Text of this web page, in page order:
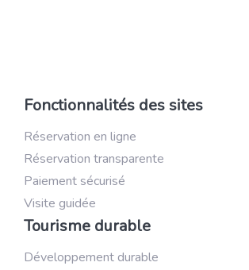
Fonctionnalités des sites
Réservation en ligne
Réservation transparente
Paiement sécurisé
Visite guidée
Tourisme durable
Développement durable